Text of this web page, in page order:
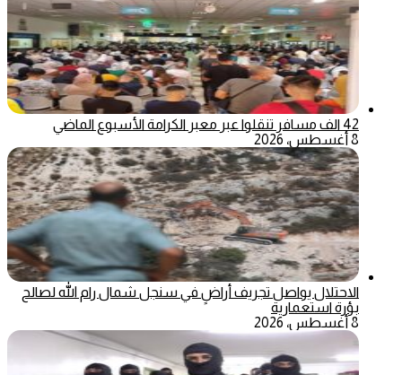
42 الف مسافر تنقلوا عبر معبر الكرامة الأسبوع الماضي
8 أغسطس، 2026
الاحتلال يواصل تجريف أراضٍ في سنجل شمال رام الله لصالح
بؤرة استعمارية
8 أغسطس، 2026